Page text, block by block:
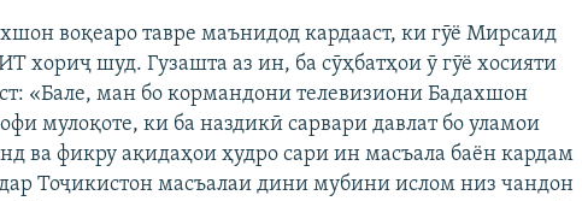
воқеаро тавре маънидод кардааст, ки гӯё Мирсаид
хориҷ шуд. Гузашта аз ин, ба сӯҳбатҳои ӯ гӯё хосияти
«Бале, ман бо кормандони телевизиони Бадахшон
мулоқоте, ки ба наздикӣ сарвари давлат бо уламои
ва фикру ақидаҳои ҳудро сари ин масъала баён кардам
Тоҷикистон масъалаи дини мубини ислом низ чандон